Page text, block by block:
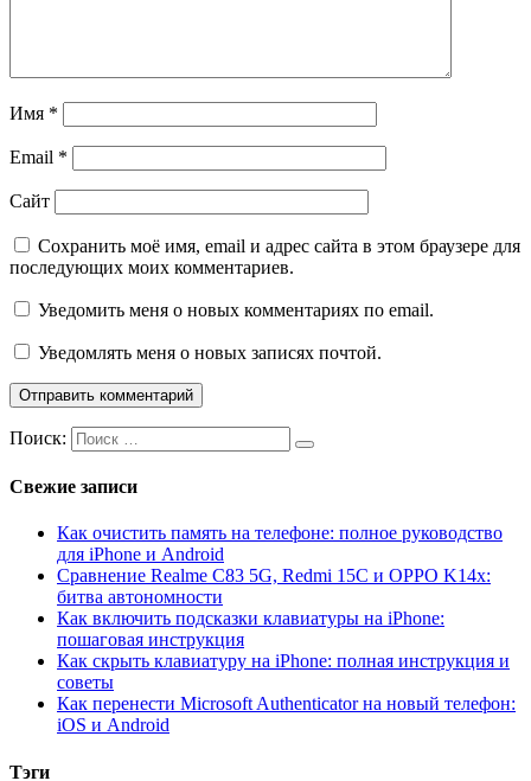
Имя *
Email *
Сайт
Сохранить моё имя, email и адрес сайта в этом браузере для
последующих моих комментариев.
Уведомить меня о новых комментариях по email.
Уведомлять меня о новых записях почтой.
Поиск:
Свежие записи
Как очистить память на телефоне: полное руководство
для iPhone и Android
Сравнение Realme C83 5G, Redmi 15C и OPPO K14x:
битва автономности
Как включить подсказки клавиатуры на iPhone:
пошаговая инструкция
Как скрыть клавиатуру на iPhone: полная инструкция и
советы
Как перенести Microsoft Authenticator на новый телефон:
iOS и Android
Тэги